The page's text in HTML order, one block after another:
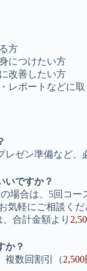
方
につけたい方
改善したい方
レポートなどに
ゼン準備など、
いですか？
場合は、5回コー
気軽にご相談くだ
合計金額より
か？
複数回割引（2,500